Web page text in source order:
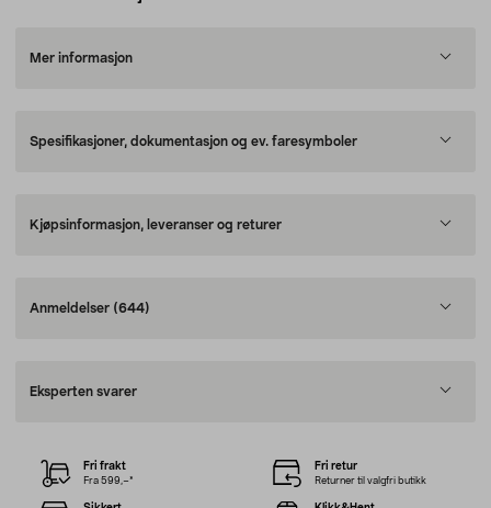
Mer informasjon
Spesifikasjoner, dokumentasjon og ev. faresymboler
Kjøpsinformasjon, leveranser og returer
Anmeldelser (644)
Eksperten svarer
Fri frakt
Fra 599,–*
Fri retur
Returner til valgfri butikk